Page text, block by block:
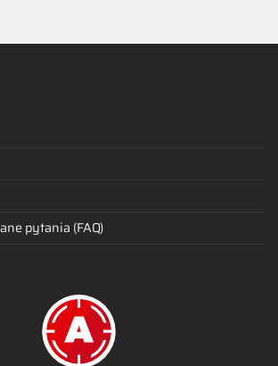
pytania (FAQ)